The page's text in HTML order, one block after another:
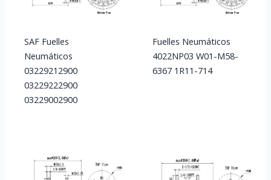
SAF Fuelles
Neumáticos
03229212900
03229222900
03229002900
Fuelles Neumáticos
4022NP03 W01-M58-
6367 1R11-714